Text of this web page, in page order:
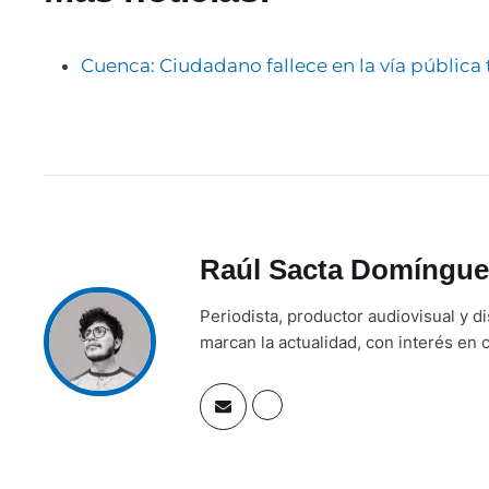
Cuenca: Ciudadano fallece en la vía
Raúl Sacta
Periodista, productor audiovisual y
marcan la actualidad, con interés